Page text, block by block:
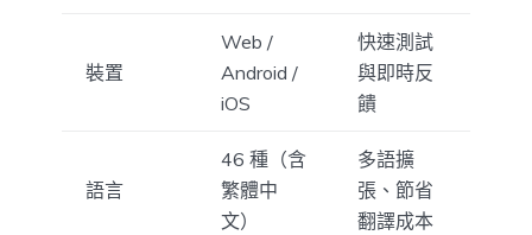
裝置
Web /
Android /
iOS
快速測試
與即時反
饋
語言
46 種（含
繁體中
文）
多語擴
張、節省
翻譯成本